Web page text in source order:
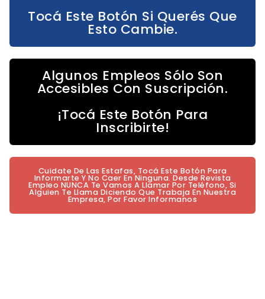
Tocá Este Botón Si Querés Que
Esto Cambie.
Algunos Empleos Sólo Son
Accesibles Con Suscripción.
¡Tocá Este Botón Para
Inscribirte!
Cuidate De Las Estafas, Tocá Este Botón Para
Informarte Y No Caer En Ninguna. Desde Revista
Empleo NUNCA Te Vamos A Llamar Por Teléfono, Si
Alguien Te Llama Diciendo Que Trabaja En Nuestra
Empresa, Por Favor Informanos